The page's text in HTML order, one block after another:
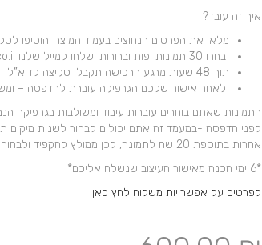
איך זה עובד?
מלאו את הפרטים הנחוצים בעמוד המוצר והוסיפו
בחרו 30 תמונות יפות וברורות ושלחו למייל שלנו office@md4u.co.il
תוך 48 שעות מרגע הרכישה תקבלו סקיצה לדוא”ל
לאחר אישור שלכם הגרפיקה עוברת להדפסה –
התמונות שאתם בוחרים עוברות עיבוד ומשולבות בגרפיקה
לפני הדפסה -במעמד זה אתם יכולים לבחור לשנות מיקום
אחרות בתוספת 20 שח לתמונה, לכן ממולץ להקפיד ולבחור מראש את התמונות הרצויות.
*6 ימי הכנה מאישור העיצוב שנשלח אליכם*
לפרטים על אפשרויות משלוח לחץ כאן